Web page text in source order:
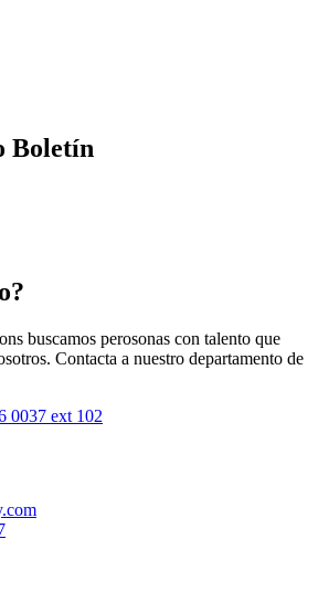
Boletín
buscamos perosonas con talento que
Contacta a nuestro departamento de
0037 ext 102